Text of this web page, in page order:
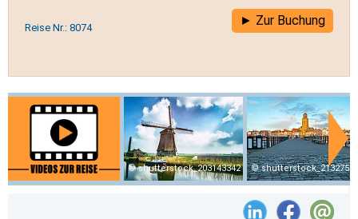
Reise Nr.: 8074 Zur Buchung
shutterstock_203143342